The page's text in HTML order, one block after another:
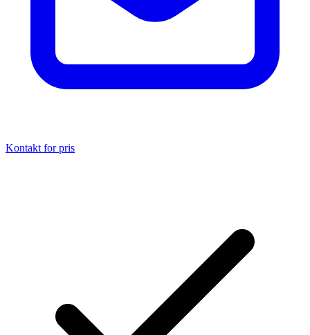
Kontakt for pris